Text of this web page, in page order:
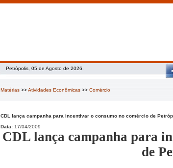
Petrópolis, 05 de Agosto de 2026.
Matérias >>Atividades Econômicas >> Comércio
CDL lança campanha para incentivar o consumo no comércio de
Data: 17/04/2009
CDL lança campanha para
de